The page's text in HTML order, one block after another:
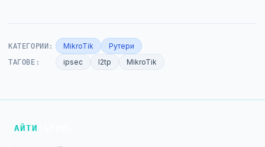
КАТЕГОРИИ: MikroTik Рутери
ТАГОВЕ: ipsec l2tp MikroTik
АЙТИ